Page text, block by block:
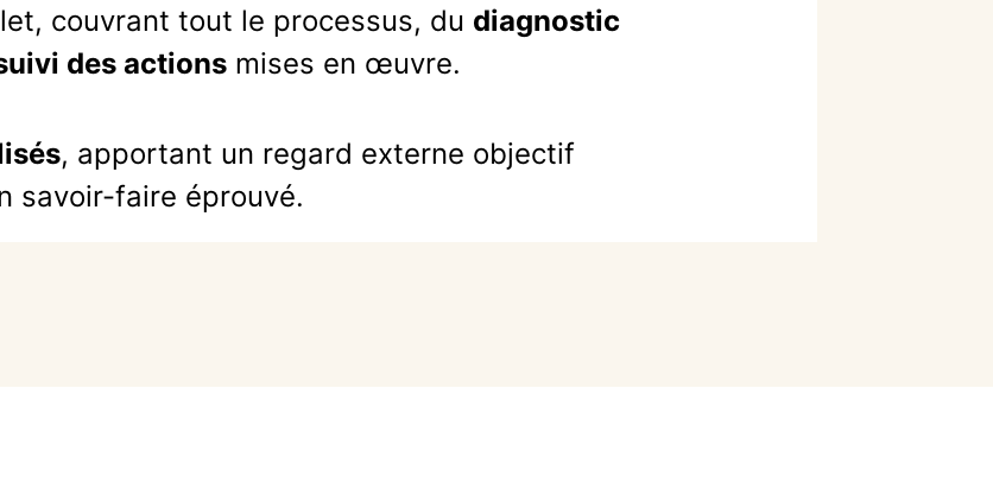
couvrant tout le processus, du diagnostic
des actionsmises en œuvre.
, apportant un regard externe objectif
savoir-faire éprouvé.